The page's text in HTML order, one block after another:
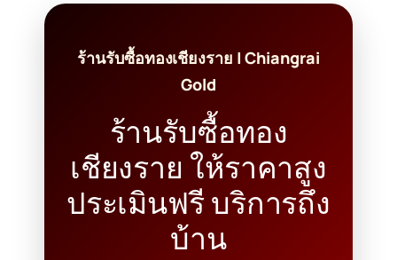
ร้านรับซื้อทองเชียงราย | Chiangrai
Gold
ร้านรับซื้อทอง
เชียงราย ให้ราคาสูง
ประเมินฟรี บริการถึง
บ้าน